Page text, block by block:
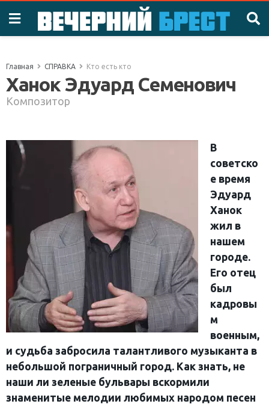
Главная СПРАВКА Кто есть кто
Ханок Эдуард Семенович
Композитор
В
советско
е время
Эдуард
Ханок
жил в
нашем
городе.
Его отец
был
кадровы
м
военным,
и судьба забросила талантливого музыканта в
небольшой пограничный город. Как знать, не
наши ли зеленые бульвары вскормили
знаменитые мелодии любимых народом песен